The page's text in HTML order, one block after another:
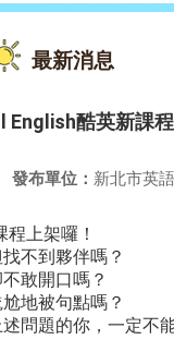
最新消息
English酷英新課
發布單位： 新北市英
程上架囉！
不到夥伴嗎？
敢開口嗎？
地被句點嗎？
問題的你，一定不